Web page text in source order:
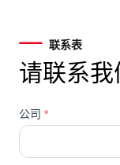
联系表
请联系我
公司 *